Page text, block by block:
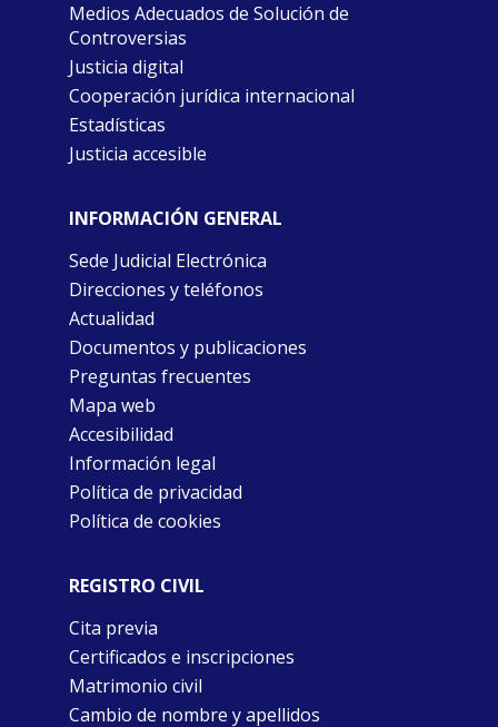
Medios Adecuados de Solución de
Controversias
Justicia digital
Cooperación jurídica internacional
Estadísticas
Justicia accesible
INFORMACIÓN GENERAL
Sede Judicial Electrónica
Direcciones y teléfonos
Actualidad
Documentos y publicaciones
Preguntas frecuentes
Mapa web
Accesibilidad
Información legal
Política de privacidad
Política de cookies
REGISTRO CIVIL
Cita previa
Certificados e inscripciones
Matrimonio civil
Cambio de nombre y apellidos